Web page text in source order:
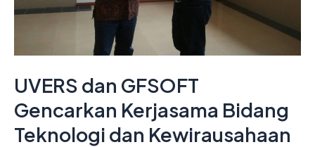
UVERS dan GFSOFT
Gencarkan Kerjasama Bidang
Teknologi dan Kewirausahaan
Kewirausahaan